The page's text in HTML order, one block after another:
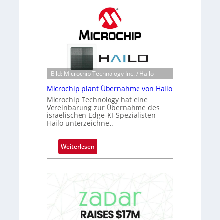
s
n
e
ü
b
e
r
m
a
r
k
Bild: Microchip Technology Inc. / Hailo
Microchip plant Übernahme von Hailo
Microchip Technology hat eine
Vereinbarung zur Übernahme des
israelischen Edge-KI-Spezialisten
Hailo unterzeichnet.
Weiterlesen:
M
o
c